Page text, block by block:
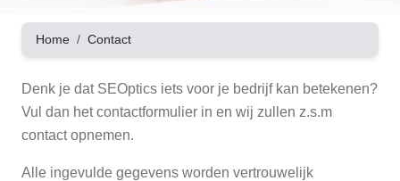
Home Contact
Denk je dat SEOptics iets voor je bedrijf kan betekenen?
Vul dan het contactformulier in en wij zullen z.s.m
contact opnemen.
Alle ingevulde gegevens worden vertrouwelijk